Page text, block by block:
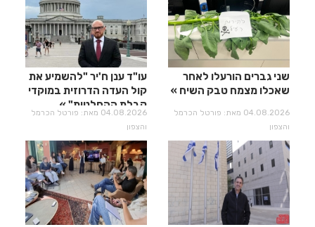
שני גברים הורעלו לאחר
שאכלו מצמח טבק השיח
04.08.2026 מאת: פורטל הכרמל
והצפון
עו"ד ענן ח'יר "להשמיע את
קול העדה הדרוזית במוקדי
קבלת ההחלטות"
04.08.2026 מאת: פורטל הכרמל
והצפון